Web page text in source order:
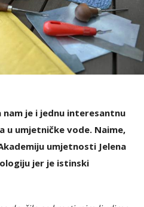
je i jednu interesantnu
u umjetničke vode. Naime,
umjetnosti Jelena
jer je istinski